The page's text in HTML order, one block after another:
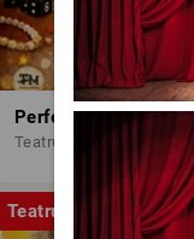
Perfect Necăsătoriți
Teatrul Amzei
Teatru